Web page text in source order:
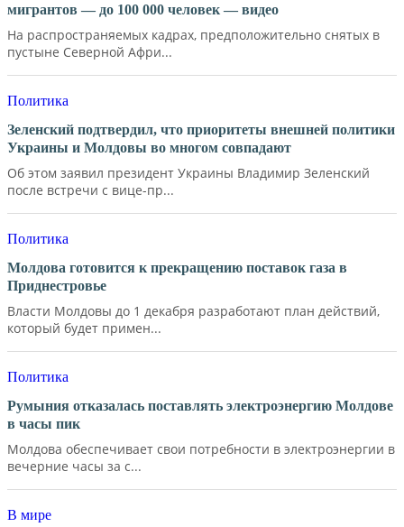
мигрантов — до 100 000 человек — видео
На распространяемых кадрах, предположительно снятых в
пустыне Северной Афри...
Политика
Зеленский подтвердил, что приоритеты внешней политики
Украины и Молдовы во многом совпадают
Об этом заявил президент Украины Владимир Зеленский
после встречи с вице-пр...
Политика
Молдова готовится к прекращению поставок газа в
Приднестровье
Власти Молдовы до 1 декабря разработают план действий,
который будет примен...
Политика
Румыния отказалась поставлять электроэнергию Молдове
в часы пик
Молдова обеспечивает свои потребности в электроэнергии в
вечерние часы за с...
В мире